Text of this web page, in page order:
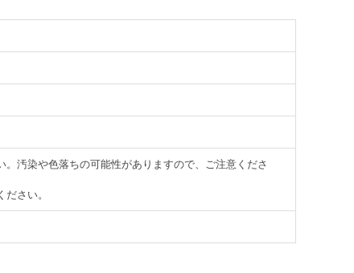
汚染や色落ちの可能性がありますので、ご注意くださ
さい。